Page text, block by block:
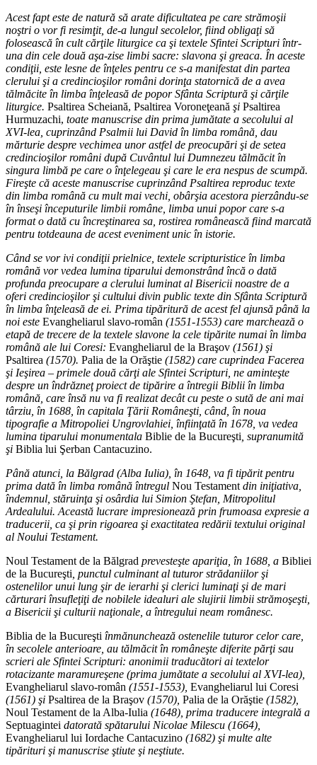
Acest fapt este de natură să arate dificultatea pe care strămoşii
noştri o vor fi resimţit, de-a lungul secolelor, fiind obligaţi să
folosească în cult cărţile liturgice ca şi textele Sfintei Scripturi într-
una din cele două aşa-zise limbi sacre: slavona şi greaca. În aceste
condiţii, este lesne de înţeles pentru ce s-a manifestat din partea
clerului şi a credincioşilor români dorinţa statornică de a avea
tălmăcite în limba înţeleasă de popor Sfânta Scriptură şi cărţile
liturgice. Psaltirea Scheiană, Psaltirea Voroneţeană şi Psaltirea
Hurmuzachi, toate manuscrise din prima jumătate a secolului al
XVI-lea, cuprinzând Psalmii lui David în limba română, dau
mărturie despre vechimea unor astfel de preocupări şi de setea
credincioşilor români după Cuvântul lui Dumnezeu tălmăcit în
singura limbă pe care o înţelegeau şi care le era nespus de scumpă.
Fireşte că aceste manuscrise cuprinzând Psaltirea reproduc texte
din limba română cu mult mai vechi, obârşia acestora pierzându-se
în înseşi începuturile limbii române, limba unui popor care s-a
format o dată cu încreştinarea sa, rostirea românească fiind marcată
pentru totdeauna de acest eveniment unic în istorie.
Când se vor ivi condiţii prielnice, textele scripturistice în limba
română vor vedea lumina tiparului demonstrând încă o dată
profunda preocupare a clerului luminat al Bisericii noastre de a
oferi credincioşilor şi cultului divin public texte din Sfânta Scriptură
în limba înţeleasă de ei. Prima tipăritură de acest fel ajunsă până la
noi este Evangheliarul slavo-român (1551-1553) care marchează o
etapă de trecere de la textele slavone la cele tipărite numai în limba
română ale lui Coresi: Evangheliarul de la Braşov (1561) şi
Psaltirea (1570). Palia de la Orăştie (1582) care cuprindea Facerea
şi Ieşirea – primele două cărţi ale Sfintei Scripturi, ne aminteşte
despre un îndrăzneţ proiect de tipărire a întregii Biblii în limba
română, care însă nu va fi realizat decât cu peste o sută de ani mai
târziu, în 1688, în capitala Ţării Româneşti, când, în noua
tipografie a Mitropoliei Ungrovlahiei, înfiinţată în 1678, va vedea
lumina tiparului monumentala Biblie de la Bucureşti , supranumită
şi Biblia lui Şerban Cantacuzino.
Până atunci, la Bălgrad (Alba Iulia), în 1648, va fi tipărit pentru
prima dată în limba română întregul Nou Testament din iniţiativa,
îndemnul, stăruinţa şi osârdia lui Simion Ştefan, Mitropolitul
Ardealului. Această lucrare impresionează prin frumoasa expresie a
traducerii, ca şi prin rigoarea şi exactitatea redării textului original
al Noului Testament.
Noul Testament de la Bălgrad prevesteşte apariţia, în 1688, a Bibliei
de la Bucureşti , punctul culminant al tuturor strădaniilor şi
ostenelilor unui lung şir de ierarhi şi clerici luminaţi şi de mari
cărturari însufleţiţi de nobilele idealuri ale slujirii limbii strămoşeşti,
a Bisericii şi culturii naţionale, a întregului neam românesc.
Biblia de la Bucureşti înmănunchează ostenelile tuturor celor care,
în secolele anterioare, au tălmăcit în româneşte diferite părţi sau
scrieri ale Sfintei Scripturi: anonimii traducători ai textelor
rotacizante maramureşene (prima jumătate a secolului al XVI-lea),
Evangheliarul slavo-român (1551-1553), Evangheliarul lui Coresi
(1561) şi Psaltirea de la Braşov (1570), Palia de la Orăştie (1582),
Noul Testament de la Alba-Iulia (1648), prima traducere integrală a
Septuagintei datorată spătarului Nicolae Milescu (1664),
Evangheliarul lui Iordache Cantacuzino (1682) şi multe alte
tipărituri şi manuscrise ştiute şi neştiute.